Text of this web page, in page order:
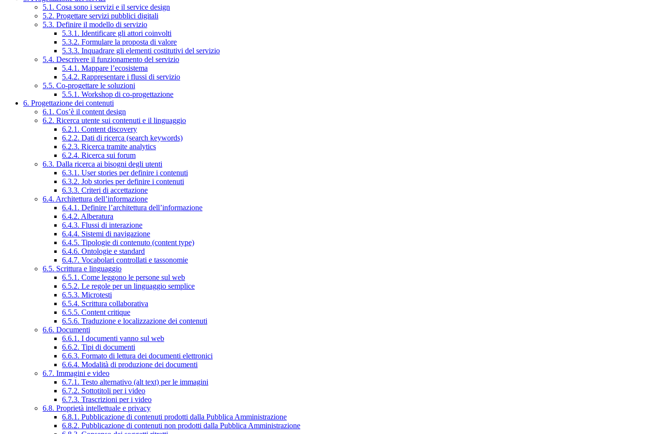
5.1. Cosa sono i servizi e il service design
5.2. Progettare servizi pubblici digitali
5.3. Definire il modello di servizio
5.3.1. Identificare gli attori coinvolti
5.3.2. Formulare la proposta di valore
5.3.3. Inquadrare gli elementi costitutivi del servizio
5.4. Descrivere il funzionamento del servizio
5.4.1. Mappare l’ecosistema
5.4.2. Rappresentare i flussi di servizio
5.5. Co-progettare le soluzioni
5.5.1. Workshop di co-progettazione
6. Progettazione dei contenuti
6.1. Cos’è il content design
6.2. Ricerca utente sui contenuti e il linguaggio
6.2.1. Content discovery
6.2.2. Dati di ricerca (search keywords)
6.2.3. Ricerca tramite analytics
6.2.4. Ricerca sui forum
6.3. Dalla ricerca ai bisogni degli utenti
6.3.1. User stories per definire i contenuti
6.3.2. Job stories per definire i contenuti
6.3.3. Criteri di accettazione
6.4. Architettura dell’informazione
6.4.1. Definire l’architettura dell’informazione
6.4.2. Alberatura
6.4.3. Flussi di interazione
6.4.4. Sistemi di navigazione
6.4.5. Tipologie di contenuto (content type)
6.4.6. Ontologie e standard
6.4.7. Vocabolari controllati e tassonomie
6.5. Scrittura e linguaggio
6.5.1. Come leggono le persone sul web
6.5.2. Le regole per un linguaggio semplice
6.5.3. Microtesti
6.5.4. Scrittura collaborativa
6.5.5. Content critique
6.5.6. Traduzione e localizzazione dei contenuti
6.6. Documenti
6.6.1. I documenti vanno sul web
6.6.2. Tipi di documenti
6.6.3. Formato di lettura dei documenti elettronici
6.6.4. Modalità di produzione dei documenti
6.7. Immagini e video
6.7.1. Testo alternativo (alt text) per le immagini
6.7.2. Sottotitoli per i video
6.7.3. Trascrizioni per i video
6.8. Proprietà intellettuale e privacy
6.8.1. Pubblicazione di contenuti prodotti dalla Pubblica Amministrazione
6.8.2. Pubblicazione di contenuti non prodotti dalla Pubblica Amministrazione